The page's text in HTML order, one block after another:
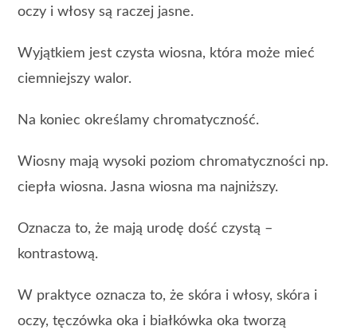
oczy i włosy są raczej jasne.
Wyjątkiem jest czysta wiosna, która może mieć
ciemniejszy walor.
Na koniec określamy chromatyczność.
Wiosny mają wysoki poziom chromatyczności np.
ciepła wiosna. Jasna wiosna ma najniższy.
Oznacza to, że mają urodę dość czystą –
kontrastową.
W praktyce oznacza to, że skóra i włosy, skóra i
oczy, tęczówka oka i białkówka oka tworzą